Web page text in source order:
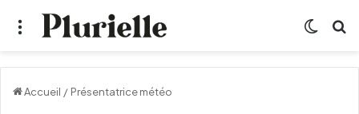
Menu
Accueil / Présentatrice météo